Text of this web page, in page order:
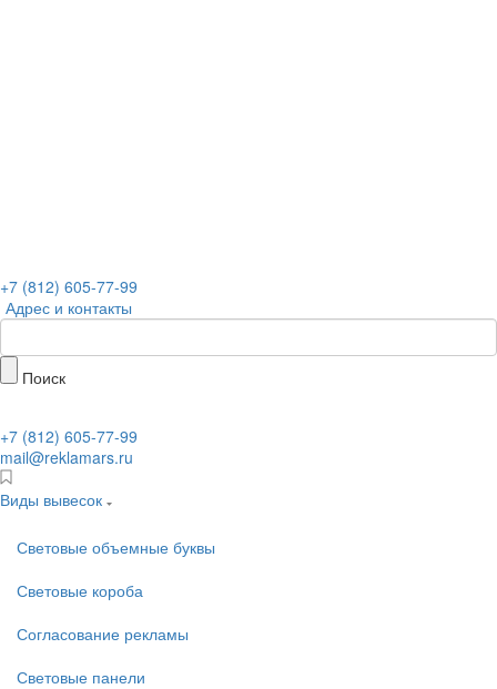
+7 (812) 605-77-99
Адрес и контакты
Поиск
+7 (812) 605-77-99
mail@reklamars.ru
Виды вывесок
Световые объемные буквы
Световые короба
Согласование рекламы
Световые панели